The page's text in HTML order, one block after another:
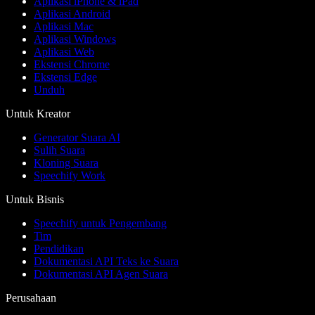
Aplikasi Android
Aplikasi Mac
Aplikasi Windows
Aplikasi Web
Ekstensi Chrome
Ekstensi Edge
Unduh
Untuk Kreator
Generator Suara AI
Sulih Suara
Kloning Suara
Speechify Work
Untuk Bisnis
Speechify untuk Pengembang
Tim
Pendidikan
Dokumentasi API Teks ke Suara
Dokumentasi API Agen Suara
Perusahaan